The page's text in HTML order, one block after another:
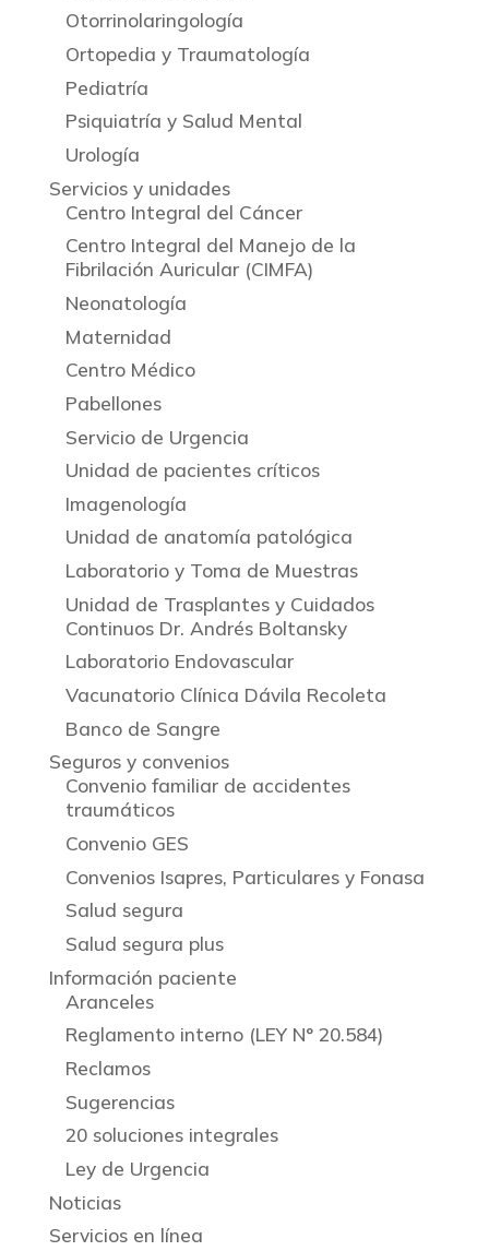
Otorrinolaringología
Ortopedia y Traumatología
Pediatría
Psiquiatría y Salud Mental
Urología
Servicios y unidades
Centro Integral del Cáncer
Centro Integral del Manejo de la
Fibrilación Auricular (CIMFA)
Neonatología
Maternidad
Centro Médico
Pabellones
Servicio de Urgencia
Unidad de pacientes críticos
Imagenología
Unidad de anatomía patológica
Laboratorio y Toma de Muestras
Unidad de Trasplantes y Cuidados
Continuos Dr. Andrés Boltansky
Laboratorio Endovascular
Vacunatorio Clínica Dávila Recoleta
Banco de Sangre
Seguros y convenios
Convenio familiar de accidentes
traumáticos
Convenio GES
Convenios Isapres, Particulares y Fonasa
Salud segura
Salud segura plus
Información paciente
Aranceles
Reglamento interno (LEY N° 20.584)
Reclamos
Sugerencias
20 soluciones integrales
Ley de Urgencia
Noticias
Servicios en línea